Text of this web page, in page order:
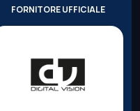
FORNITORE UFFICIALE